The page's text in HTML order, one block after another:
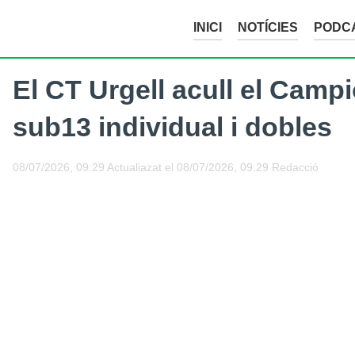
INICI NOTÍCIES
El CT Urgell acull el
sub13 individual i dobles
08/07/2026, 09:29 Actualiazat el 08/07/2026, 09:29 Redacció